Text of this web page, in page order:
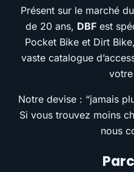
Présent sur le marché
de 20 ans, DBF est
Pocket Bike et Dirt
vaste catalogue
Notre devise : “jamais
Si vous trouvez moins
nous